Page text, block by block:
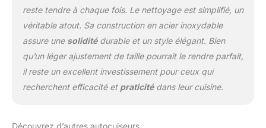
reste tendre à chaque fois. Le nettoyage est simplifié, un
véritable atout. Sa construction en acier inoxydable
assure une soliditédurable et un style élégant. Bien
qu’un léger ajustement de taille pourrait le rendre parfait,
il reste un excellent investissement pour ceux qui
recherchent efficacité et praticitédans leur cuisine.